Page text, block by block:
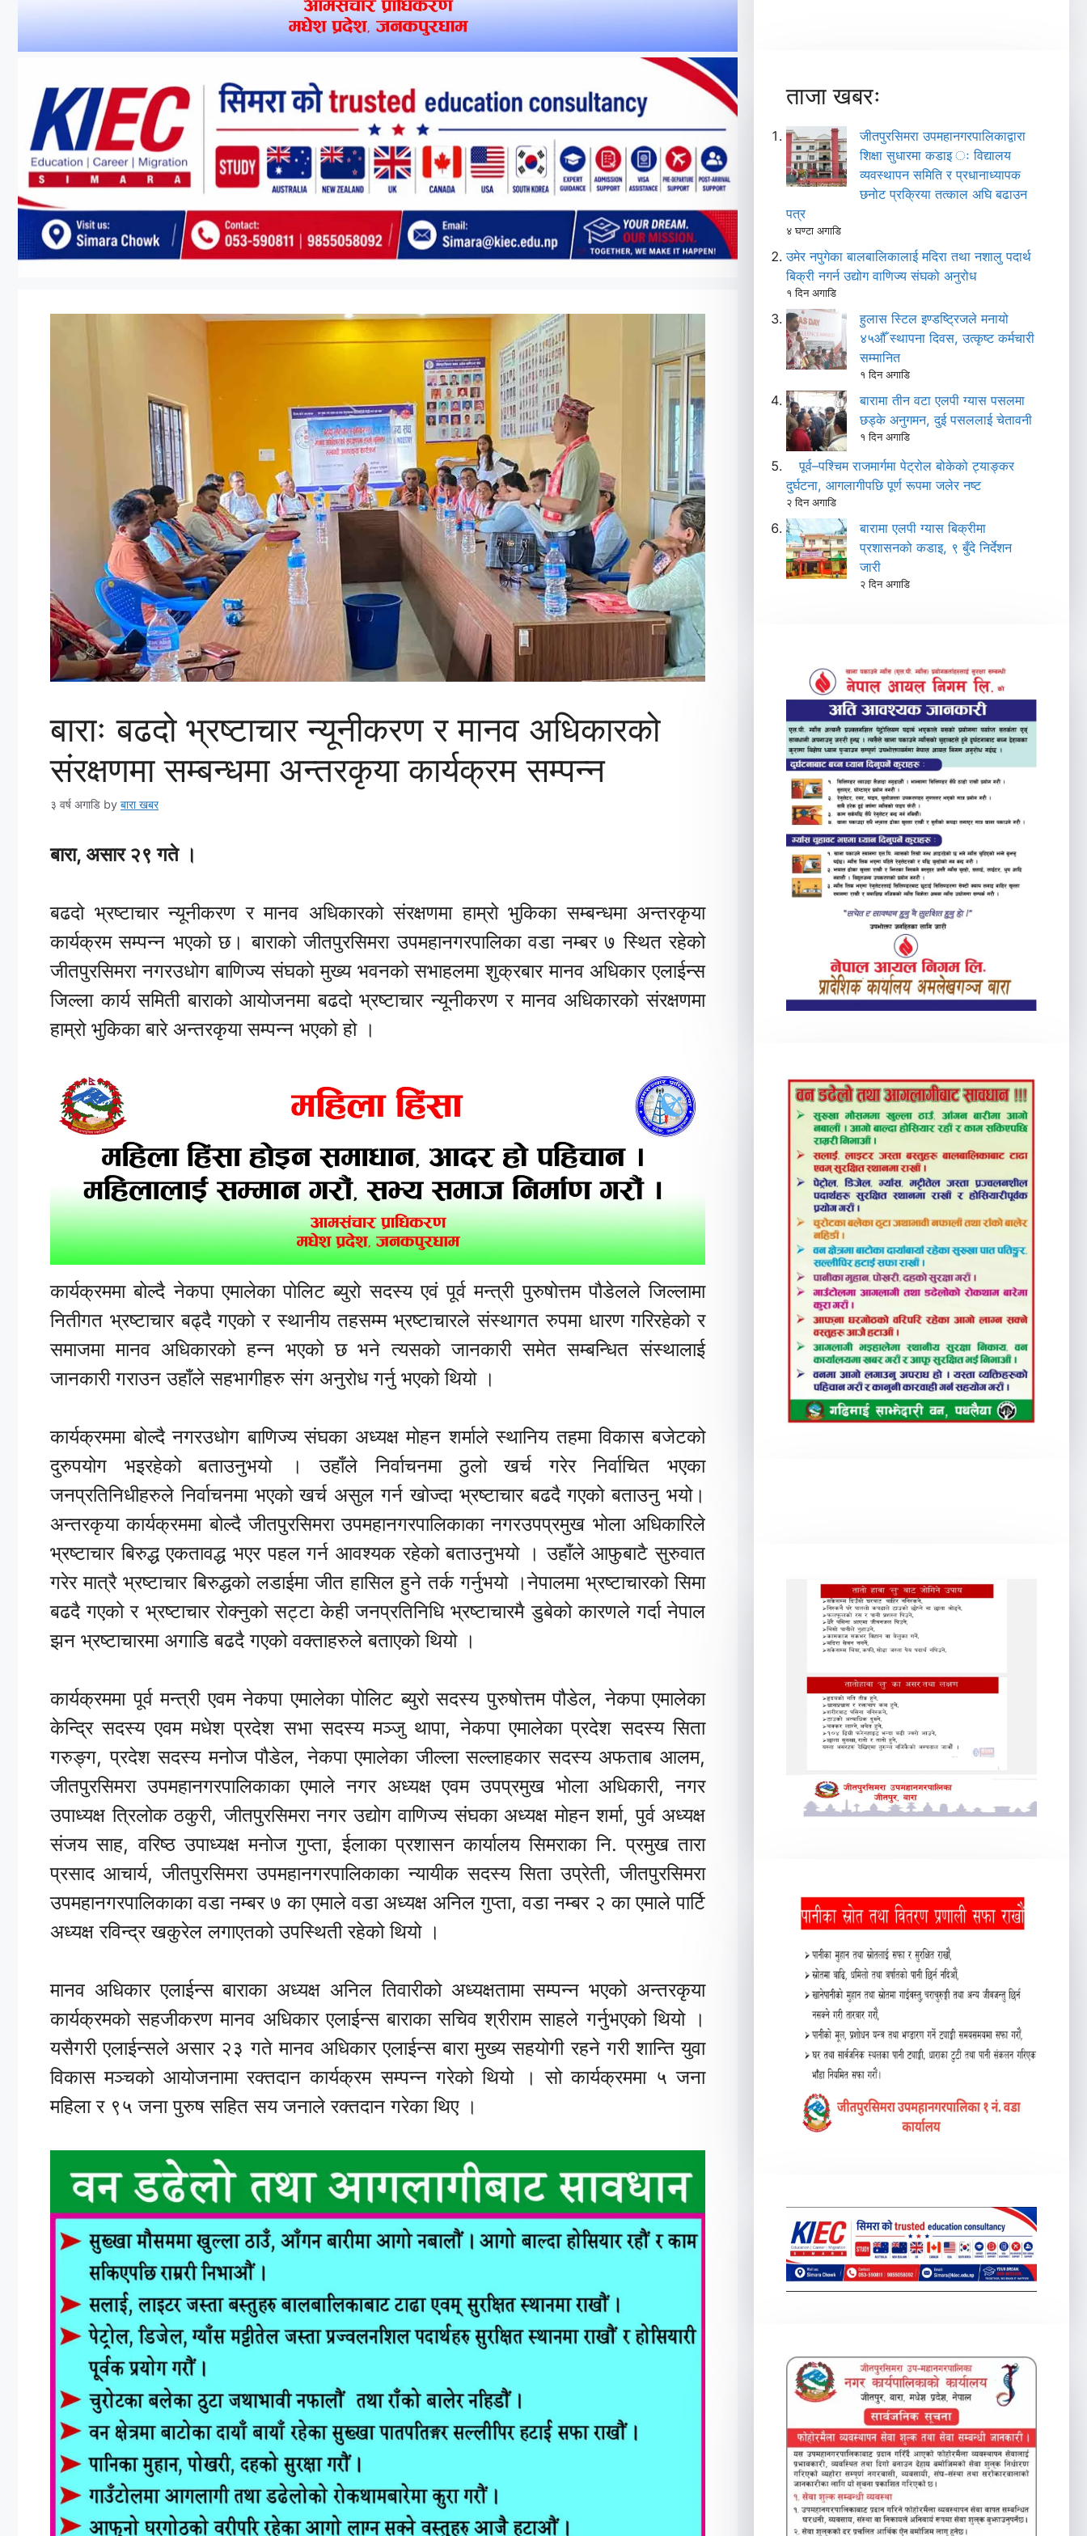
बाराः बढदो भ्रष्टाचार न्यूनीकरण र मानव अधिकारको
संरक्षणमा सम्बन्धमा अन्तरकृया कार्यक्रम सम्पन्न
३ वर्ष अगाडि by बारा खबर
बारा, असार २९ गते ।
बढदो भ्रष्टाचार न्यूनीकरण र मानव अधिकारको संरक्षणमा हाम्रो भुकिका सम्बन्धमा अन्तरकृया
कार्यक्रम सम्पन्न भएको छ। बाराको जीतपुरसिमरा उपमहानगरपालिका वडा नम्बर ७ स्थित रहेको
जीतपुरसिमरा नगरउधोग बाणिज्य संघको मुख्य भवनको सभाहलमा शुक्रबार मानव अधिकार एलाईन्स
जिल्ला कार्य समिती बाराको आयोजनमा बढदो भ्रष्टाचार न्यूनीकरण र मानव अधिकारको संरक्षणमा
हाम्रो भुकिका बारे अन्तरकृया सम्पन्न भएको हो ।
कार्यक्रममा बोल्दै नेकपा एमालेका पोलिट ब्युरो सदस्य एवं पूर्व मन्त्री पुरुषोत्तम पौडेलले जिल्लामा
नितीगत भ्रष्टाचार बढ्दै गएको र स्थानीय तहसम्म भ्रष्टाचारले संस्थागत रुपमा धारण गरिरहेको र
समाजमा मानव अधिकारको हन्न भएको छ भने त्यसको जानकारी समेत सम्बन्धित संस्थालाई
जानकारी गराउन उहाँले सहभागीहरु संग अनुरोध गर्नु भएको थियो ।
कार्यक्रममा बोल्दै नगरउधोग बाणिज्य संघका अध्यक्ष मोहन शर्माले स्थानिय तहमा विकास बजेटको
दुरुपयोग भइरहेको बताउनुभयो । उहाँले निर्वाचनमा ठुलो खर्च गरेर निर्वाचित भएका
जनप्रतिनिधीहरुले निर्वाचनमा भएको खर्च असुल गर्न खोज्दा भ्रष्टाचार बढदै गएको बताउनु भयो।
अन्तरकृया कार्यक्रममा बोल्दै जीतपुरसिमरा उपमहानगरपालिकाका नगरउपप्रमुख भोला अधिकारिले
भ्रष्टाचार बिरुद्ध एकतावद्ध भएर पहल गर्न आवश्यक रहेको बताउनुभयो । उहाँले आफुबाटै सुरुवात
गरेर मात्रै भ्रष्टाचार बिरुद्धको लडाईमा जीत हासिल हुने तर्क गर्नुभयो ।नेपालमा भ्रष्टाचारको सिमा
बढदै गएको र भ्रष्टाचार रोक्नुको सट्टा केही जनप्रतिनिधि भ्रष्टाचारमै डुबेको कारणले गर्दा नेपाल
झन भ्रष्टाचारमा अगाडि बढदै गएको वक्ताहरुले बताएको थियो ।
कार्यक्रममा पूर्व मन्त्री एवम नेकपा एमालेका पोलिट ब्युरो सदस्य पुरुषोत्तम पौडेल, नेकपा एमालेका
केन्द्रि सदस्य एवम मधेश प्रदेश सभा सदस्य मञ्जु थापा, नेकपा एमालेका प्रदेश सदस्य सिता
गरुङ्ग, प्रदेश सदस्य मनोज पौडेल, नेकपा एमालेका जील्ला सल्लाहकार सदस्य अफताब आलम,
जीतपुरसिमरा उपमहानगरपालिकाका एमाले नगर अध्यक्ष एवम उपप्रमुख भोला अधिकारी, नगर
उपाध्यक्ष त्रिलोक ठकुरी, जीतपुरसिमरा नगर उद्योग वाणिज्य संघका अध्यक्ष मोहन शर्मा, पुर्व अध्यक्ष
संजय साह, वरिष्ठ उपाध्यक्ष मनोज गुप्ता, ईलाका प्रशासन कार्यालय सिमराका नि. प्रमुख तारा
प्रसाद आचार्य, जीतपुरसिमरा उपमहानगरपालिकाका न्यायीक सदस्य सिता उप्रेती, जीतपुरसिमरा
उपमहानगरपालिकाका वडा नम्बर ७ का एमाले वडा अध्यक्ष अनिल गुप्ता, वडा नम्बर २ का एमाले पार्टि
अध्यक्ष रविन्द्र खकुरेल लगाएतको उपस्थिती रहेको थियो ।
मानव अधिकार एलाईन्स बाराका अध्यक्ष अनिल तिवारीको अध्यक्षतामा सम्पन्न भएको अन्तरकृया
कार्यक्रमको सहजीकरण मानव अधिकार एलाईन्स बाराका सचिव श्रीराम साहले गर्नुभएको थियो ।
यसैगरी एलाईन्सले असार २३ गते मानव अधिकार एलाईन्स बारा मुख्य सहयोगी रहने गरी शान्ति युवा
विकास मञ्चको आयोजनामा रक्तदान कार्यक्रम सम्पन्न गरेको थियो । सो कार्यक्रममा ५ जना
महिला र ९५ जना पुरुष सहित सय जनाले रक्तदान गरेका थिए ।
ताजा खबरः
जीतपुरसिमरा उपमहानगरपालिकाद्वारा
शिक्षा सुधारमा कडाइ ः विद्यालय
व्यवस्थापन समिति र प्रधानाध्यापक
छनोट प्रक्रिया तत्काल अघि बढाउन
पत्र
४ घण्टा अगाडि
उमेर नपुगेका बालबालिकालाई मदिरा तथा नशालु पदार्थ
बिक्री नगर्न उद्योग वाणिज्य संघको अनुरोध
१ दिन अगाडि
हुलास स्टिल इण्डष्ट्रिजले मनायो
४५औँ स्थापना दिवस, उत्कृष्ट कर्मचारी
सम्मानित
१ दिन अगाडि
बारामा तीन वटा एलपी ग्यास पसलमा
छड्के अनुगमन, दुई पसललाई चेतावनी
१ दिन अगाडि
पूर्व–पश्चिम राजमार्गमा पेट्रोल बोकेको ट्याङ्कर
दुर्घटना, आगलागीपछि पूर्ण रूपमा जलेर नष्ट
२ दिन अगाडि
बारामा एलपी ग्यास बिक्रीमा
प्रशासनको कडाइ, ९ बुँदे निर्देशन
जारी
२ दिन अगाडि